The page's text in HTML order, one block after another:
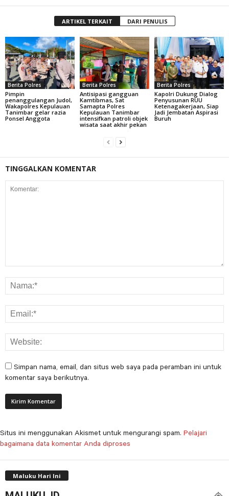
ARTIKEL TERKAIT DARI PENULIS
Berita Polres
Pimpin
penanggulangan Judol,
Wakapolres Kepulauan
Tanimbar gelar razia
Ponsel Anggota
Berita Polres
Antisipasi gangguan
Kamtibmas, Sat
Samapta Polres
Kepulauan Tanimbar
intensifkan patroli objek
wisata saat akhir pekan
Berita Polres
Kapolri Dukung Dialog
Penyusunan RUU
Ketenagakerjaan, Siap
Jadi Jembatan Aspirasi
Buruh
TINGGALKAN KOMENTAR
Simpan nama, email, dan situs web saya pada peramban ini untuk
komentar saya berikutnya.
Situs ini menggunakan Akismet untuk mengurangi spam. Pelajari
bagaimana data komentar Anda diproses
Maluku Hari Ini